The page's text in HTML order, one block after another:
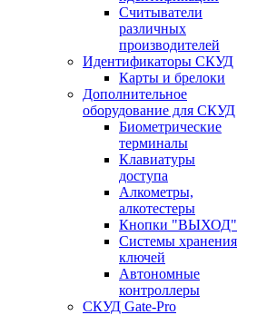
Считыватели
различных
производителей
Идентификаторы СКУД
Карты и брелоки
Дополнительное
оборудование для СКУД
Биометрические
терминалы
Клавиатуры
доступа
Алкометры,
алкотестеры
Кнопки "ВЫХОД"
Системы хранения
ключей
Автономные
контроллеры
СКУД Gate-Pro